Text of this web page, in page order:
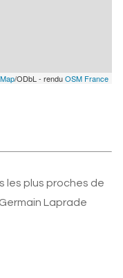
/ODbL - renduOSM France
les plus proches de
Laprade